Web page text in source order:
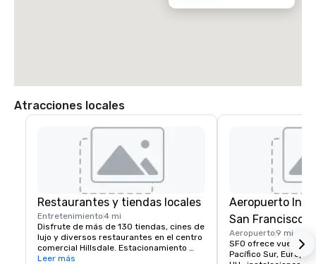
Atracciones locales
Restaurantes y tiendas locales
Entretenimiento4 mi
Disfrute de más de 130 tiendas, cines de
lujo y diversos restaurantes en el centro
comercial Hillsdale. Estacionamiento
gratuito y acceso a Caltrain. El destino
Leer más
Aeropuerto
San Francisco
Aeropuerto 9 mi
SFO ofrece vuelos
Pacífico Sur, Europa,